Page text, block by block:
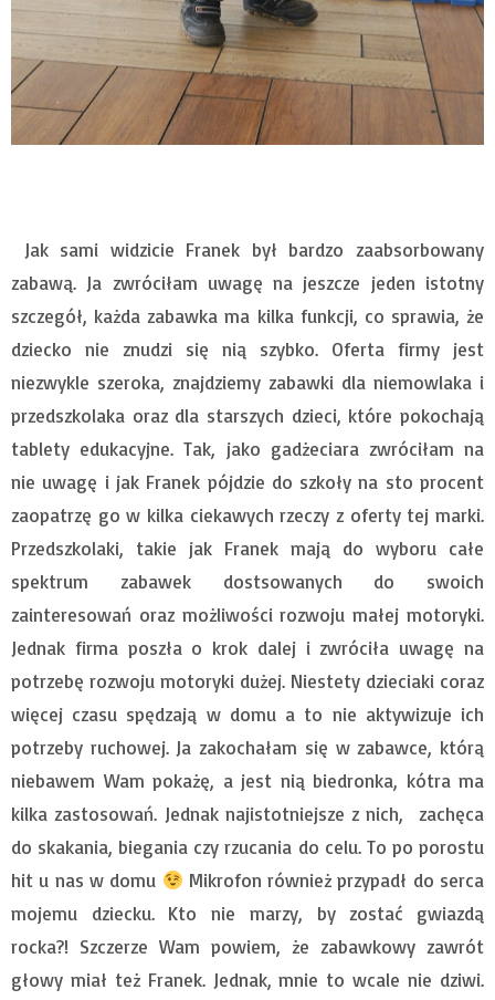
Jak sami widzicie Franek był bardzo zaabsorbowany
zabawą. Ja zwróciłam uwagę na jeszcze jeden istotny
szczegół, każda zabawka ma kilka funkcji, co sprawia, że
dziecko nie znudzi się nią szybko. Oferta firmy jest
niezwykle szeroka, znajdziemy zabawki dla niemowlaka i
przedszkolaka oraz dla starszych dzieci, które pokochają
tablety edukacyjne. Tak, jako gadżeciara zwróciłam na
nie uwagę i jak Franek pójdzie do szkoły na sto procent
zaopatrzę go w kilka ciekawych rzeczy z oferty tej marki.
Przedszkolaki, takie jak Franek mają do wyboru całe
spektrum zabawek dostsowanych do swoich
zainteresowań oraz możliwości rozwoju małej motoryki.
Jednak firma poszła o krok dalej i zwróciła uwagę na
potrzebę rozwoju motoryki dużej. Niestety dzieciaki coraz
więcej czasu spędzają w domu a to nie aktywizuje ich
potrzeby ruchowej. Ja zakochałam się w zabawce, którą
niebawem Wam pokażę, a jest nią biedronka, kótra ma
kilka zastosowań. Jednak najistotniejsze z nich, zachęca
do skakania, biegania czy rzucania do celu. To po porostu
hit u nas w domu
Mikrofon również przypadł do serca
mojemu dziecku. Kto nie marzy, by zostać gwiazdą
rocka?! Szczerze Wam powiem, że zabawkowy zawrót
głowy miał też Franek. Jednak, mnie to wcale nie dziwi.